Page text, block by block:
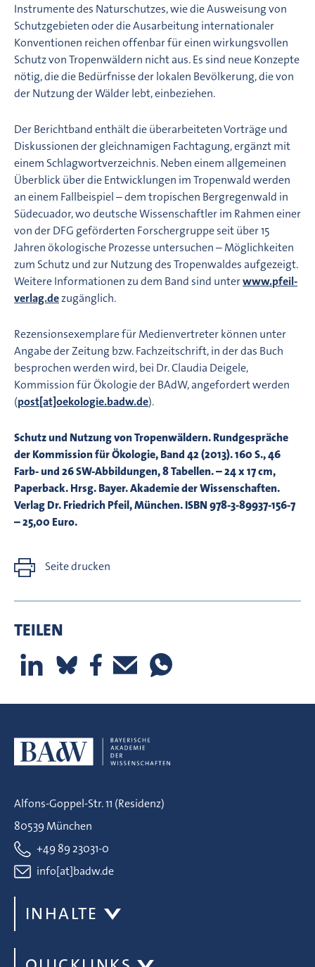
Instrumente des Naturschutzes, wie die Ausweisung von
Schutzgebieten oder die Ausarbeitung internationaler
Konventionen reichen offenbar für einen wirkungsvollen
Schutz von Tropenwäldern nicht aus. Es sind neue Konzepte
nötig, die die Bedürfnisse der lokalen Bevölkerung, die von
der Nutzung der Wälder lebt, einbeziehen.
Der Berichtband enthält die überarbeiteten Vorträge und
Diskussionen der gleichnamigen Fachtagung, ergänzt mit
einem Schlagwortverzeichnis. Neben einem allgemeinen
Überblick über die Entwicklungen im Tropenwald werden
an einem Fallbeispiel – dem tropischen Bergregenwald in
Südecuador, wo deutsche Wissenschaftler im Rahmen einer
von der DFG geförderten Forschergruppe seit über 15
Jahren ökologische Prozesse untersuchen – Möglichkeiten
zum Schutz und zur Nutzung des Tropenwaldes aufgezeigt.
Weitere Informationen zu dem Band sind unterwww.pfeil-
verlag.dezugänglich.
Rezensionsexemplare für Medienvertreter können unter
Angabe der Zeitung bzw. Fachzeitschrift, in der das Buch
besprochen werden wird, bei Dr. Claudia Deigele,
Kommission für Ökologie der BAdW, angefordert werden
(post[at]oekologie.badw.de).
Schutz und Nutzung von Tropenwäldern. Rundgespräche
der Kommission für Ökologie, Band 42 (2013). 160 S., 46
Farb- und 26 SW-Abbildungen, 8 Tabellen. – 24 x 17 cm,
Paperback. Hrsg. Bayer. Akademie der Wissenschaften.
Verlag Dr. Friedrich Pfeil, München. ISBN 978-3-89937-156-7
– 25,00 Euro.
Seite drucken
TEILEN
Alfons-Goppel-Str. 11 (Residenz)
80539 München
+49 89 23031-0
info[at]badw.de
INHALTE